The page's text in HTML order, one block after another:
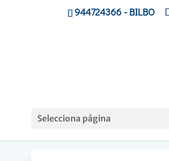
944724366- BILBO
Selecciona página
postural en el ámbito laboral y